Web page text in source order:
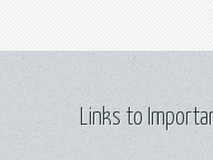
Links to